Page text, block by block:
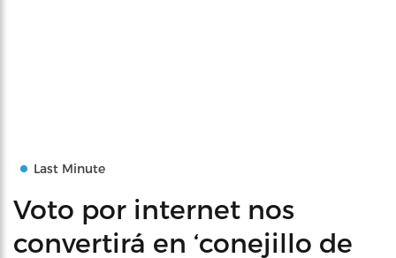
Last Minute
Voto por internet nos
convertirá en ‘conejillo de